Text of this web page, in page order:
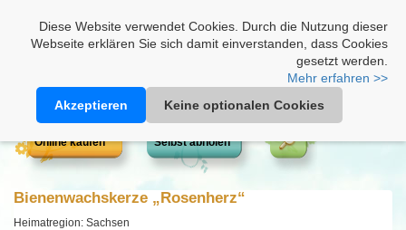
Diese Website verwendet Cookies. Durch die Nutzung dieser
Webseite erklären Sie sich damit einverstanden, dass Cookies
gesetzt werden.
Mehr erfahren >>
Akzeptieren
Keine optionalen Cookies
Online kaufen Selbst abholen
Bienenwachskerze „Rosenherz“
Heimatregion: Sachsen